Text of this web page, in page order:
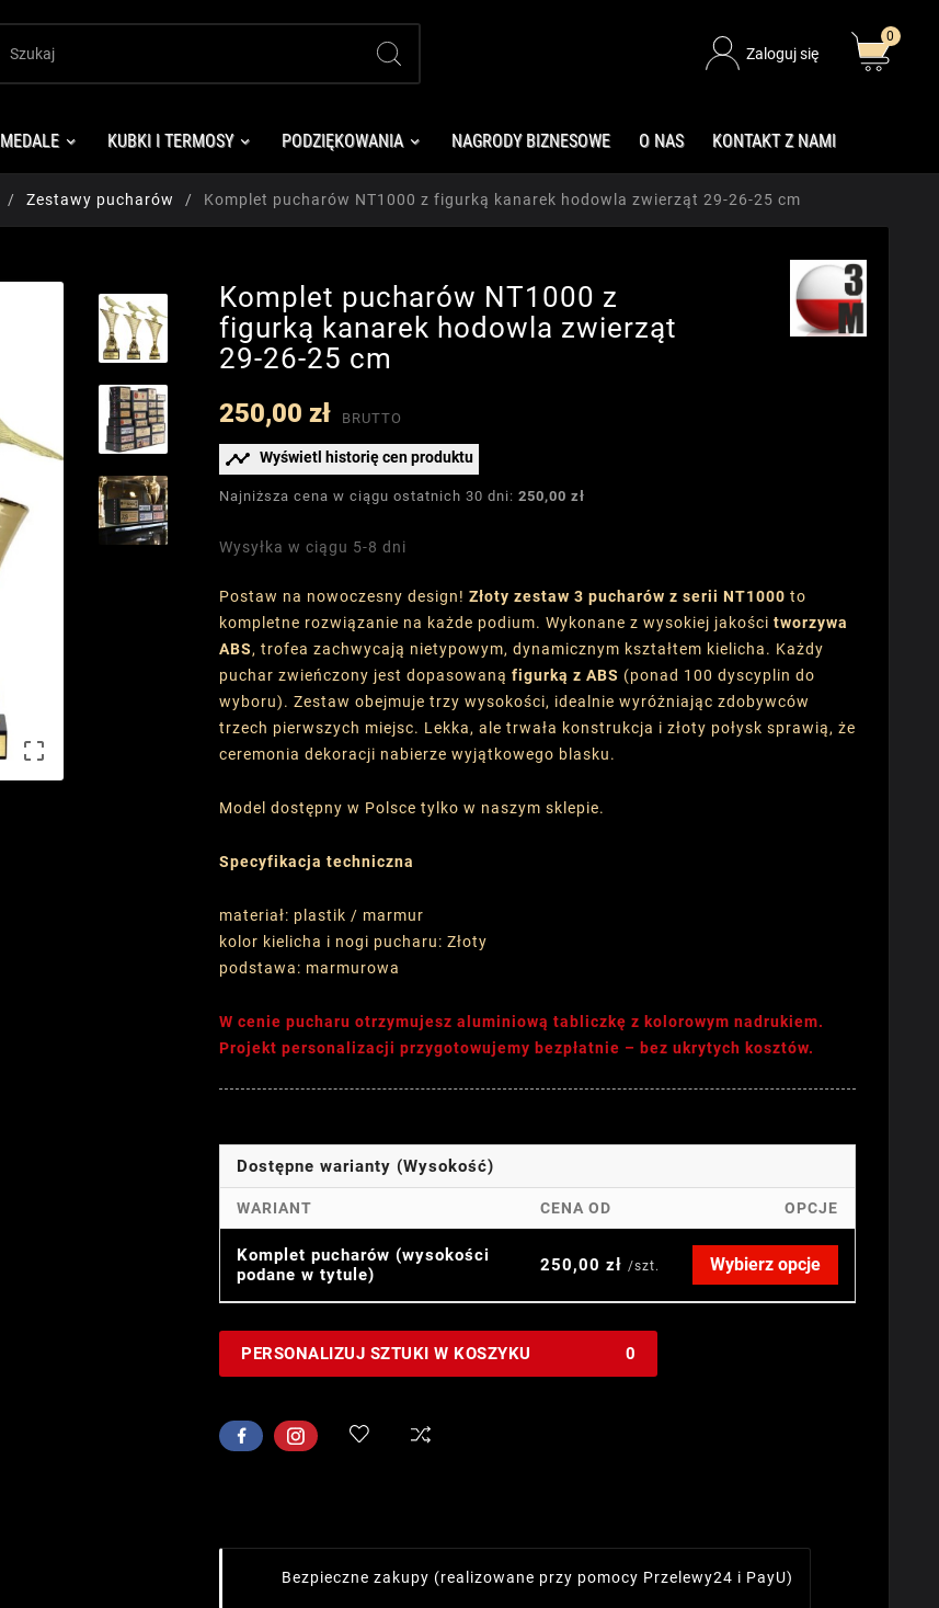
Zaloguj się
0
MEDALE KUBKI I TERMOSY PODZIĘKOWANIA NAGRODY BIZNESOWE O NAS KONTAKT Z NAMI
Zestawy pucharów Komplet pucharów NT1000 z figurką kanarek hodowla zwierząt 29-26-25 cm

Komplet pucharów NT1000 z
figurką kanarek hodowla zwierząt
29-26-25 cm
250,00 zł BRUTTO
 Wyświetl historię cen produktu
Najniższa cena w ciągu ostatnich 30 dni: 250,00 zł
Wysyłka w ciągu 5-8 dni
Postaw na nowoczesny design! Złoty zestaw 3 pucharów z serii NT1000 to
kompletne rozwiązanie na każde podium. Wykonane z wysokiej jakości tworzywa
ABS, trofea zachwycają nietypowym, dynamicznym kształtem kielicha. Każdy
puchar zwieńczony jest dopasowaną figurką z ABS (ponad 100 dyscyplin do
wyboru). Zestaw obejmuje trzy wysokości, idealnie wyróżniając zdobywców
trzech pierwszych miejsc. Lekka, ale trwała konstrukcja i złoty połysk sprawią, że
ceremonia dekoracji nabierze wyjątkowego blasku.
Model dostępny w Polsce tylko w naszym sklepie.
Specyfikacja techniczna
materiał: plastik / marmur
kolor kielicha i nogi pucharu: Złoty
podstawa: marmurowa
W cenie pucharu otrzymujesz aluminiową tabliczkę z kolorowym nadrukiem.
Projekt personalizacji przygotowujemy bezpłatnie – bez ukrytych kosztów.
Dostępne warianty (Wysokość)
WARIANT CENA OD OPCJE
Komplet pucharów (wysokości
podane w tytule)
250,00 zł /szt. Wybierz opcje
PERSONALIZUJ SZTUKI W KOSZYKU 0
Bezpieczne zakupy (realizowane przy pomocy Przelewy24 i PayU)